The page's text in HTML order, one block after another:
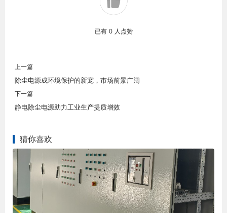
已有 0 人点赞
上一篇
除尘电源成环境保护的新宠，市场前景广阔
下一篇
静电除尘电源助力工业生产提质增效
猜你喜欢